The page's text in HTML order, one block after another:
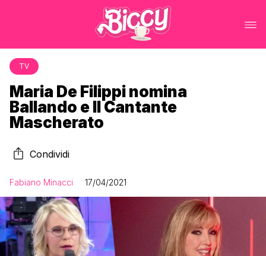
TV
Maria De Filippi nomina
Ballando e Il Cantante
Mascherato
Condividi
Fabiano Minacci 17/04/2021